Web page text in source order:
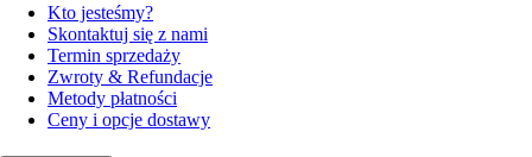
Kto jesteśmy?
Skontaktuj się z nami
Termin sprzedaży
Zwroty & Refundacje
Metody płatności
Ceny i opcje dostawy